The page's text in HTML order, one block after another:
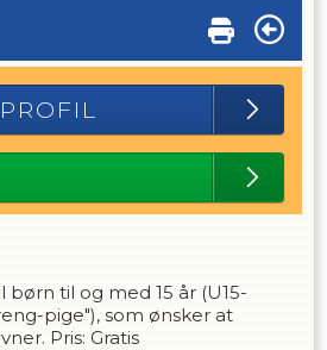
børn til og med 15 år (U15-
pige"), som ønsker at
Pris: Gratis